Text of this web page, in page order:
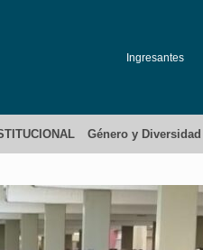
Ingresantes
Género y Diversidad